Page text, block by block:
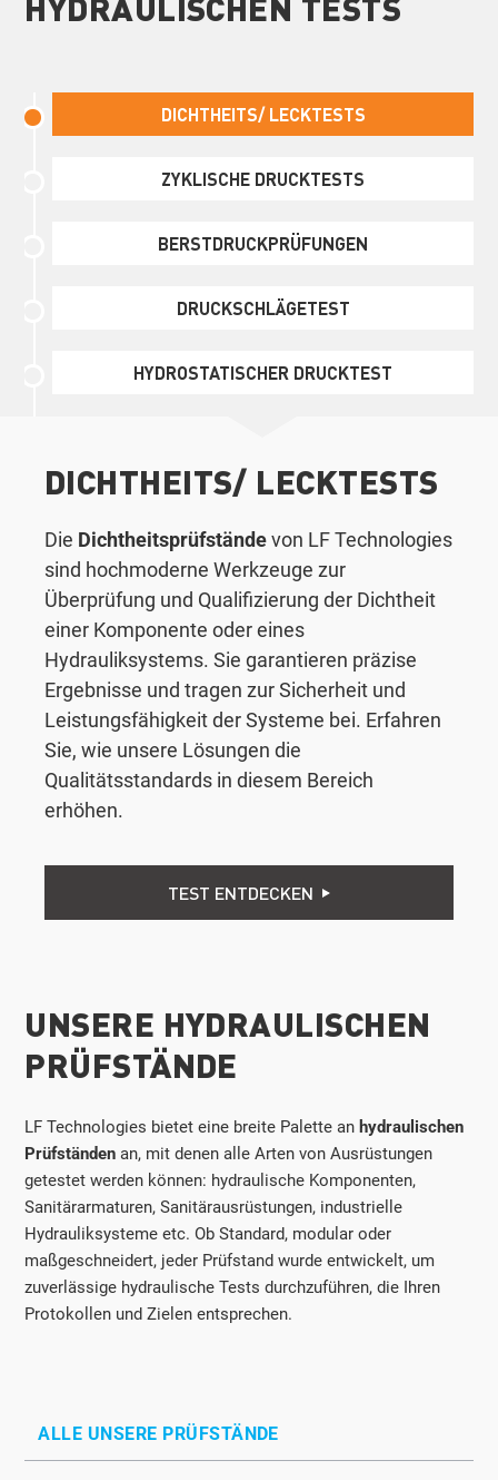
DICHTHEITS/ LECKTESTS
ZYKLISCHE DRUCKTESTS
BERSTDRUCKPRÜFUNGEN
DRUCKSCHLÄGETEST
HYDROSTATISCHER DRUCKTEST
DICHTHEITS/ LECKTESTS
Die Dichtheitsprüfständevon LF Technologies
sind hochmoderne Werkzeuge zur
Überprüfung und Qualifizierung der Dichtheit
einer Komponente oder eines
Hydrauliksystems. Sie garantieren präzise
Ergebnisse und tragen zur Sicherheit und
Leistungsfähigkeit der Systeme bei. Erfahren
Sie, wie unsere Lösungen die
Qualitätsstandards in diesem Bereich
erhöhen.
TEST ENTDECKEN
UNSERE HYDRAULISCHEN
PRÜFSTÄNDE
LF Technologies bietet eine breite Palette an hydraulischen
Prüfständen an, mit denen alle Arten von Ausrüstungen
getestet werden können: hydraulische Komponenten,
Sanitärarmaturen, Sanitärausrüstungen, industrielle
Hydrauliksysteme etc. Ob Standard, modular oder
maßgeschneidert, jeder Prüfstand wurde entwickelt, um
zuverlässige hydraulische Tests durchzuführen, die Ihren
Protokollen und Zielen entsprechen.
ALLE UNSERE PRÜFSTÄNDE